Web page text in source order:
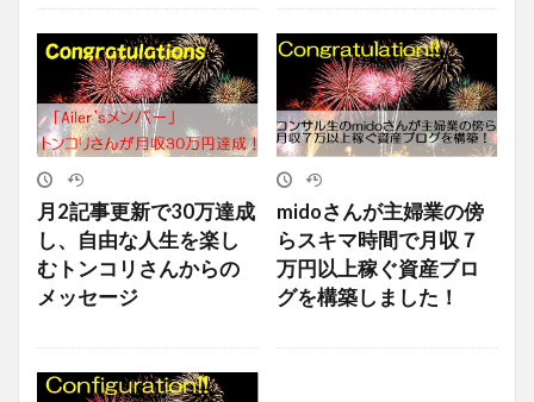
月2記事更新で30万達成
し、自由な人生を楽し
むトンコリさんからの
メッセージ
midoさんが主婦業の傍
らスキマ時間で月収７
万円以上稼ぐ資産ブロ
グを構築しました！